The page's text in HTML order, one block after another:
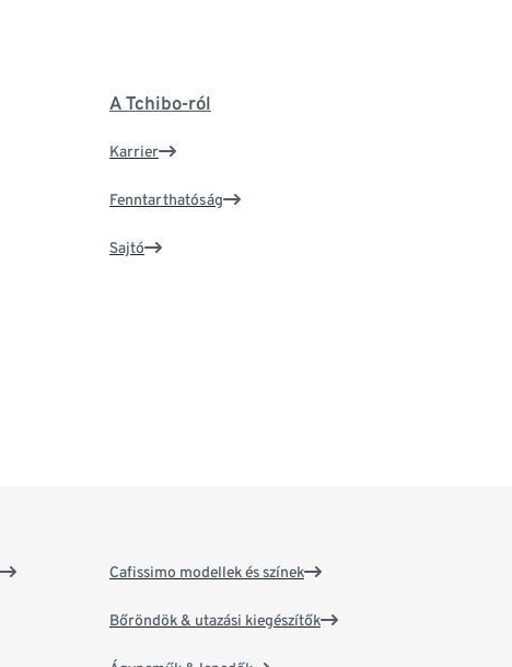
A Tchibo-ról
Karrier
Fenntarthatóság
Sajtó
Cafissimo modellek és színek
Bőröndök & utazási kiegészítők